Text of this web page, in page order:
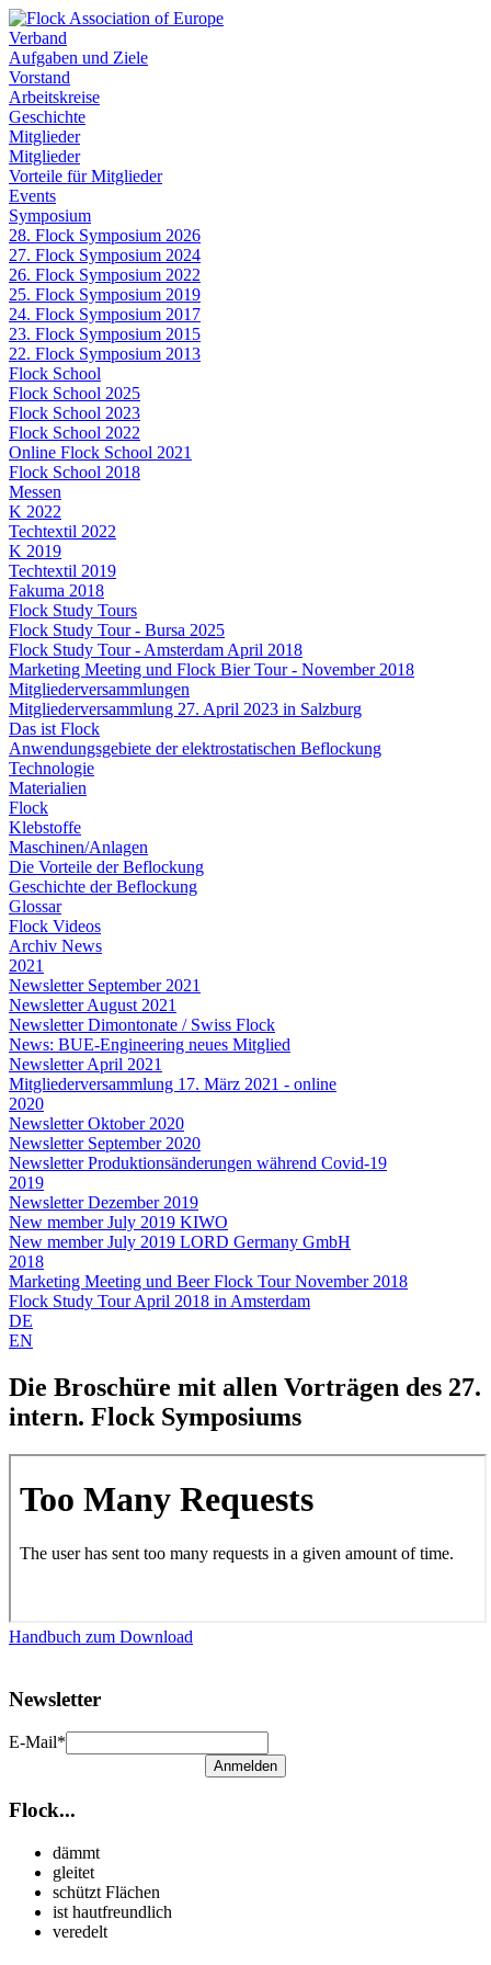
Verband
Aufgaben und Ziele
Vorstand
Arbeitskreise
Geschichte
Mitglieder
Mitglieder
Vorteile für Mitglieder
Events
Symposium
28. Flock Symposium 2026
27. Flock Symposium 2024
26. Flock Symposium 2022
25. Flock Symposium 2019
24. Flock Symposium 2017
23. Flock Symposium 2015
22. Flock Symposium 2013
Flock School
Flock School 2025
Flock School 2023
Flock School 2022
Online Flock School 2021
Flock School 2018
Messen
K 2022
Techtextil 2022
K 2019
Techtextil 2019
Fakuma 2018
Flock Study Tours
Flock Study Tour - Bursa 2025
Flock Study Tour - Amsterdam April 2018
Marketing Meeting und Flock Bier Tour - November 2018
Mitgliederversammlungen
Mitgliederversammlung 27. April 2023 in Salzburg
Das ist Flock
Anwendungsgebiete der elektrostatischen Beflockung
Technologie
Materialien
Flock
Klebstoffe
Maschinen/Anlagen
Die Vorteile der Beflockung
Geschichte der Beflockung
Glossar
Flock Videos
Archiv News
2021
Newsletter September 2021
Newsletter August 2021
Newsletter Dimontonate / Swiss Flock
News: BUE-Engineering neues Mitglied
Newsletter April 2021
Mitgliederversammlung 17. März 2021 - online
2020
Newsletter Oktober 2020
Newsletter September 2020
Newsletter Produktionsänderungen während Covid-19
2019
Newsletter Dezember 2019
New member July 2019 KIWO
New member July 2019 LORD Germany GmbH
2018
Marketing Meeting und Beer Flock Tour November 2018
Flock Study Tour April 2018 in Amsterdam
DE
EN
Die Broschüre mit allen Vorträgen des 27.
intern. Flock Symposiums
Handbuch zum Download
Newsletter
E-Mail*
Anmelden
Flock...
dämmt
gleitet
schützt Flächen
ist hautfreundlich
veredelt